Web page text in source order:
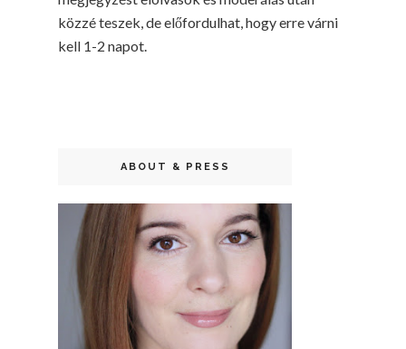
közzé teszek, de előfordulhat, hogy erre várni
kell 1-2 napot.
ABOUT & PRESS